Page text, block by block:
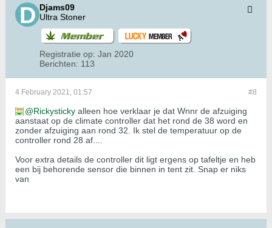
Djams09
Ultra Stoner
Registratie op: Jan 2020
Berichten: 113
#8
4 February 2021, 01:57
Rickysticky alleen hoe verklaar je dat Wnnr de afzuiging
aanstaat op de climate controller dat het rond de 38 word en
zonder afzuiging aan rond 32. Ik stel de temperatuur op de
controller rond 28 af....
Voor extra details de controller dit ligt ergens op tafeltje en heb
een bij behorende sensor die binnen in tent zit. Snap er niks
van